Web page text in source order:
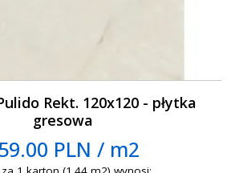
Rekt. 120x120 - płytka
gresowa
PLN / m2